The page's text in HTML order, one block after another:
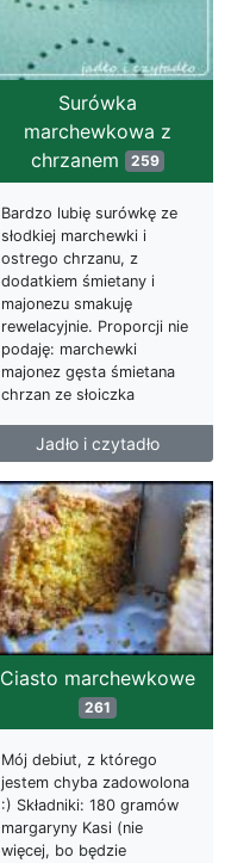
Surówka
marchewkowa z
chrzanem
259
Bardzo lubię surówkę ze
słodkiej marchewki i
ostrego chrzanu, z
dodatkiem śmietany i
majonezu smakuję
rewelacyjnie. Proporcji nie
podaję: marchewki
majonez gęsta śmietana
chrzan ze słoiczka
Jadło i czytadło
Ciasto marchewkowe
261
Mój debiut, z którego
jestem chyba zadowolona
:) Składniki: 180 gramów
margaryny Kasi (nie
więcej, bo będzie